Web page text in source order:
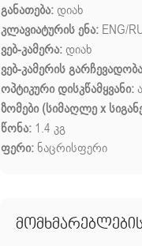
განათება: დიახ
კლავიატურის ენა: ENG/
ვებ-კამერა: დიახ
ვებ-კამერის
ოპტიკური დისკწამყვანი:
ზომები (სიმაღლე x
წონა: 1.4 კგ
ფერი: ნაცრისფერი